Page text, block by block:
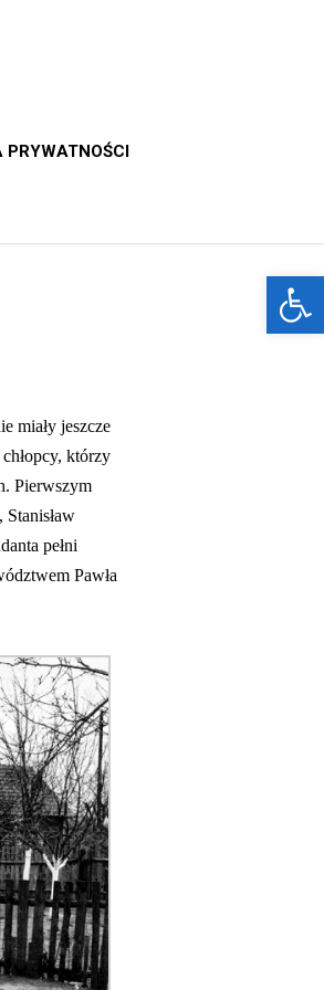
PRYWATNOŚCI
miały jeszcze
którzy
Pierwszym
pełni
Pawła